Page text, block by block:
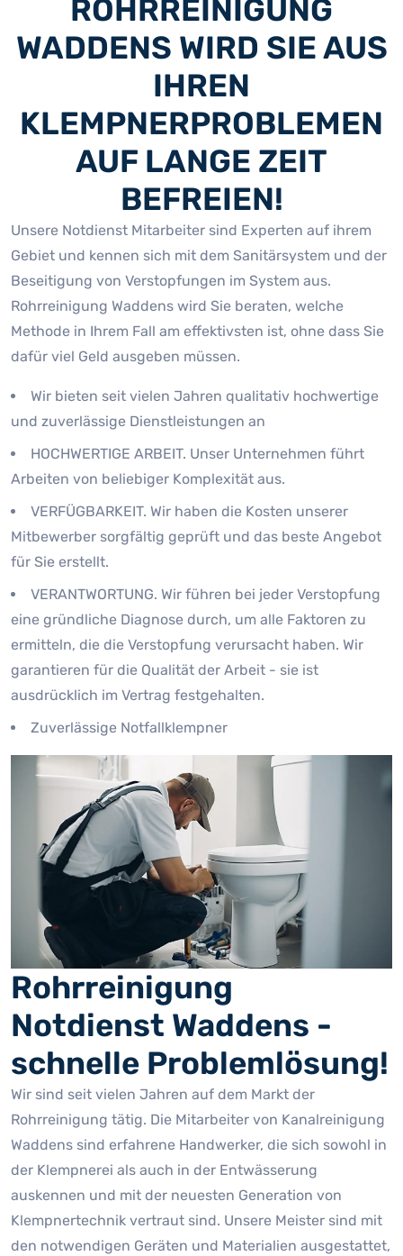
ROHRREINIGUNG
WADDENS WIRD SIE AUS
IHREN
KLEMPNERPROBLEMEN
AUF LANGE ZEIT
BEFREIEN!
Unsere Notdienst Mitarbeiter sind Experten auf ihrem
Gebiet und kennen sich mit dem Sanitärsystem und der
Beseitigung von Verstopfungen im System aus.
Rohrreinigung Waddens wird Sie beraten, welche
Methode in Ihrem Fall am effektivsten ist, ohne dass Sie
dafür viel Geld ausgeben müssen.
Wir bieten seit vielen Jahren qualitativ hochwertige
und zuverlässige Dienstleistungen an
HOCHWERTIGE ARBEIT. Unser Unternehmen führt
Arbeiten von beliebiger Komplexität aus.
VERFÜGBARKEIT. Wir haben die Kosten unserer
Mitbewerber sorgfältig geprüft und das beste Angebot
für Sie erstellt.
VERANTWORTUNG. Wir führen bei jeder Verstopfung
eine gründliche Diagnose durch, um alle Faktoren zu
ermitteln, die die Verstopfung verursacht haben. Wir
garantieren für die Qualität der Arbeit - sie ist
ausdrücklich im Vertrag festgehalten.
Zuverlässige Notfallklempner
Rohrreinigung
Notdienst Waddens -
schnelle Problemlösung!
Wir sind seit vielen Jahren auf dem Markt der
Rohrreinigung tätig. Die Mitarbeiter von Kanalreinigung
Waddens sind erfahrene Handwerker, die sich sowohl in
der Klempnerei als auch in der Entwässerung
auskennen und mit der neuesten Generation von
Klempnertechnik vertraut sind. Unsere Meister sind mit
den notwendigen Geräten und Materialien ausgestattet,